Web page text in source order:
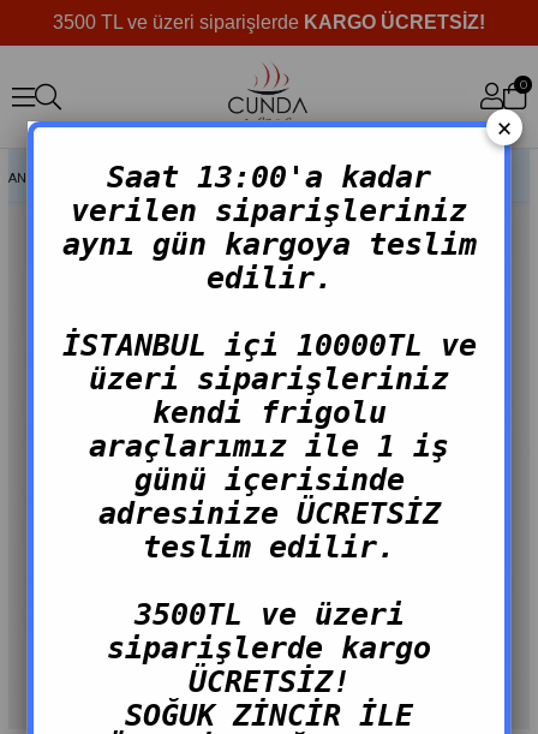
3500 TL ve üzeri siparişlerde KARGO ÜCRETSİZ!
0
ANASAYFA > MARINE ÜRÜNLER > YAĞLI TUZLU SARDALYA 300G
×
Saat 13:00'a kadar
verilen siparişleriniz
aynı gün kargoya teslim
edilir.
İSTANBUL içi 10000TL ve
üzeri siparişleriniz
kendi frigolu
araçlarımız ile 1 iş
günü içerisinde
adresinize ÜCRETSİZ
teslim edilir.
3500TL ve üzeri
siparişlerde kargo
ÜCRETSİZ!
SOĞUK ZİNCİR İLE